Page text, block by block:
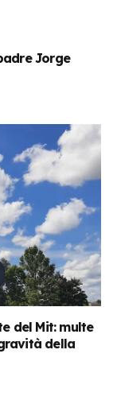
Jorge
del Mit: multe
della